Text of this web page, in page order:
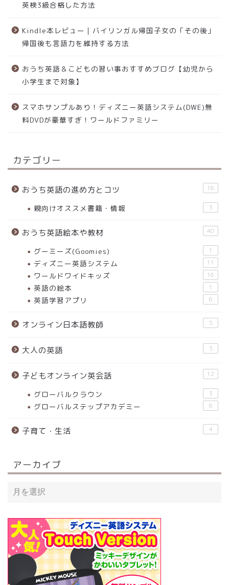
英検3級合格した方法
Kindle本レビュー｜バイリンガル帰国子女の「その後」
帰国後も言語力を維持する方法
おうち英語＆こどもの習い事おすすめブログ【幼児から
小学生まで対象】
スマホサンプルあり！ディズニー英語システム(DWE)無
料DVDが豪華すぎ！ワールドファミリー
カテゴリー
おうち英語の進め方とコツ 16
親向けオススメ書籍・情報 3
おうち英語絵本や教材 40
グーミーズ(Goomies) 1
ディズニー英語システム 11
ワールドワイドキッズ 16
英語の絵本 1
英語学習アプリ 6
オンライン日本語教師 5
大人の英語 3
子どもオンライン英会話 12
グローバルクラウン 3
グローバルステップアカデミー 6
子育て・生活 4
アーカイブ